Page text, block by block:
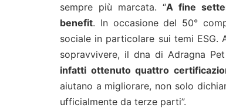
sempre più marcata. “A fine
benefit. In occasione del 50°
sociale in particolare sui temi
sopravvivere, il dna di Adragna
infatti ottenuto quattro
aiutano a migliorare, non solo
ufficialmente da terze parti”.